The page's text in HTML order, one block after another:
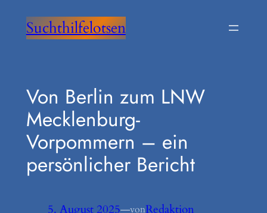
InhaltSuchthilfelotsen
Von Berlin zum LNW
Mecklenburg-
Vorpommern – ein
persönlicher Bericht
5. August 2025—vonRedaktion